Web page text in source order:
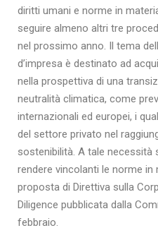
diritti umani e norme in
seguire almeno altri tre
nel prossimo anno. Il tema
d’impresa è destinato ad
nella prospettiva di una
neutralità climatica, come
internazionali ed europei, i
del settore privato nel
sostenibilità. A tale necessità
rendere vincolanti le norme
proposta di Direttiva sulla
Diligence pubblicata dalla
febbraio.